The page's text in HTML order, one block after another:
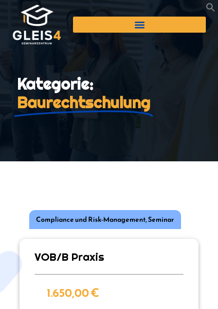
Kategorie:
Baurechtschulung
Compliance und Risk-Management,Seminar
VOB/B Praxis
1.650,00€